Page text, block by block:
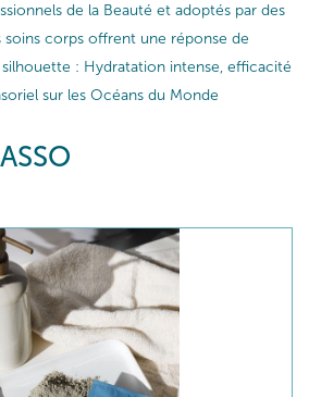
de la Beauté et adoptés par des
soins corps offrent une réponse de
: Hydratation intense, efficacité
sur les Océans du Monde